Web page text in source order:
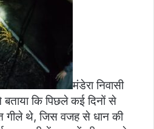
मंडेरा निवासी
कि पिछले कई दिनों से
गीले थे, जिस वजह से धान की